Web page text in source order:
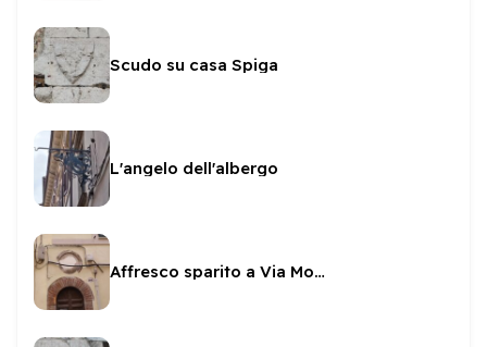
Scudo su casa Spiga
L'angelo dell'albergo
Affresco sparito a Via Monterone